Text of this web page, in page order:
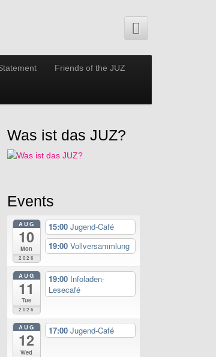
Friends of the JUZ
Was ist das JUZ?
Events
AUG
10
Mon
2026
15:00 Jugend-Café
19:00 Vollversammlung
AUG
11
Tue
2026
19:00 Infoladen-
Lesecafé
AUG
12
Wed
17:00 Jugend-Café